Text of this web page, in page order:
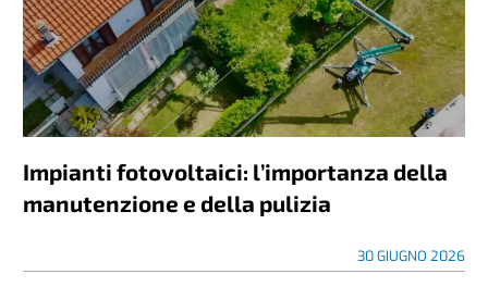
Impianti fotovoltaici: l’importanza della
manutenzione e della pulizia
30 GIUGNO 2026